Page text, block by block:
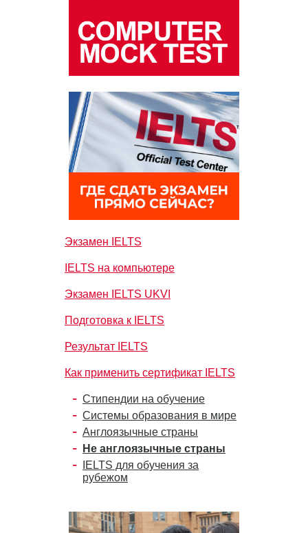
Экзамен IELTS
IELTS на компьютере
Экзамен IELTS UKVI
Подготовка к IELTS
Результат IELTS
Как применить сертификат IELTS
Стипендии на обучение
Системы образования в мире
Англоязычные страны
Не англоязычные страны
IELTS для обучения за
рубежом